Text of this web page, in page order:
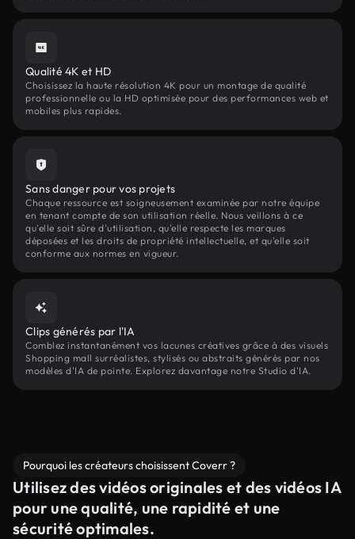
Qualité 4K et HD
Choisissez la haute résolution 4K pour un montage de qualité
professionnelle ou la HD optimisée pour des performances web et
mobiles plus rapides.
Sans danger pour vos projets
Chaque ressource est soigneusement examinée par notre équipe
en tenant compte de son utilisation réelle. Nous veillons à ce
qu'elle soit sûre d'utilisation, qu'elle respecte les marques
déposées et les droits de propriété intellectuelle, et qu'elle soit
conforme aux normes en vigueur.
Clips générés par l'IA
Comblez instantanément vos lacunes créatives grâce à des visuels
Shopping mall surréalistes, stylisés ou abstraits générés par nos
modèles d'IA de pointe. Explorez davantage notre Studio d'IA.
Pourquoi les créateurs choisissent Coverr ?
Utilisez des vidéos originales et des vidéos IA
pour une qualité, une rapidité et une
sécurité optimales.